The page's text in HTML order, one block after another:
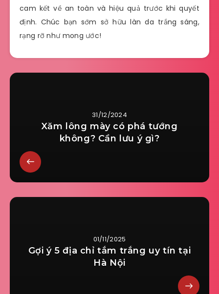
cam kết về an toàn và hiệu quả trước khi quyết
định. Chúc bạn sớm sở hữu làn da trắng sáng,
rạng rỡ như mong ước!
31/12/2024
Xăm lông mày có phá tướng
không? Cần lưu ý gì?
01/11/2025
Gợi ý 5 địa chỉ tắm trắng uy tín tại
Hà Nội